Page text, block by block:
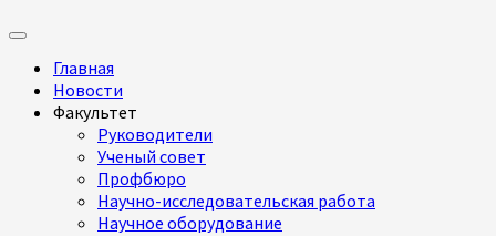
Основное
Главная
Новости
Факультет
Руководители
Ученый совет
Профбюро
Научно-исследовательская работа
Научное оборудование